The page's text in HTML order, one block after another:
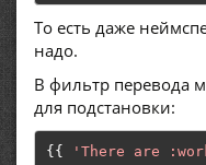
То есть даже
надо.
В фильтр перевода
для подстановки:
{{ 'There are